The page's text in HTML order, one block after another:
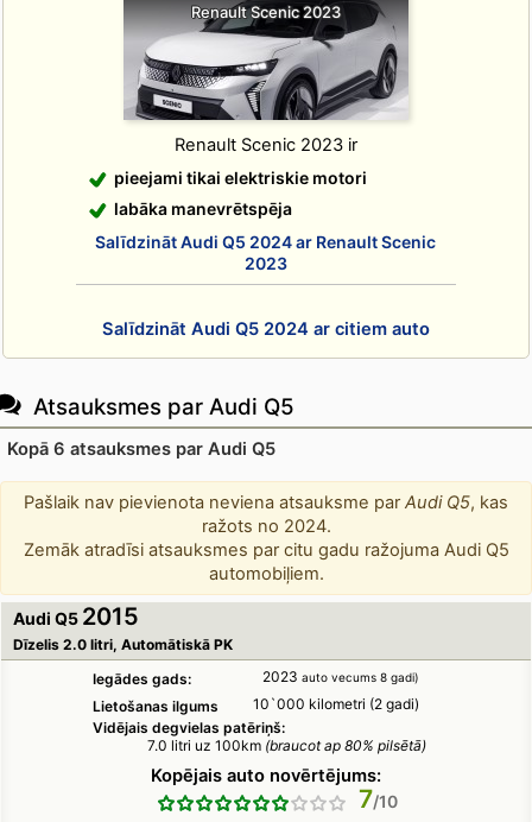
Renault Scenic 2023
Renault Scenic 2023 ir
pieejami tikai elektriskie motori
labāka manevrētspēja
Salīdzināt Audi Q5 2024 ar Renault Scenic
2023
Salīdzināt Audi Q5 2024 ar citiem auto
Atsauksmes par Audi Q5
Kopā 6 atsauksmes par Audi Q5
Pašlaik nav pievienota neviena atsauksme par Audi Q5, kas
ražots no 2024.
Zemāk atradīsi atsauksmes par citu gadu ražojuma Audi Q5
automobiļiem.
Audi Q5 2015
Dīzelis 2.0 litri, Automātiskā PK
Iegādes gads:
2023 auto vecums 8 gadi)
Lietošanas ilgums
10`000 kilometri (2 gadi)
Vidējais degvielas patēriņš:
7.0 litri uz 100km (braucot ap 80% pilsētā)
Kopējais auto novērtējums:
7